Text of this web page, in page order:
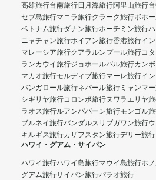
高雄旅行台南旅行日月潭旅行阿里山旅行
セブ島旅行マニラ旅行クラーク旅行ボホ
ベトナム旅行ダナン旅行ホーチミン旅行
ニャチャン旅行ホイアン旅行香港旅行イ
マレーシア旅行クアラルンプール旅行コ
ランカウイ旅行ジョホールバル旅行カン
マカオ旅行モルディブ旅行マーレ旅行イ
バンガロール旅行ネパール旅行 ミャンマ
シギリヤ旅行コロンボ旅行ヌワラエリヤ
ラオス旅行ルアンパバーン旅行モンゴル
ブルネイ旅行バンダルスリブガワン旅行
キルギス旅行カザフスタン旅行デリー旅行
ハワイ・グアム・サイパン
ハワイ旅行ハワイ島旅行マウイ島旅行ホ
グアム旅行サイパン旅行パラオ旅行